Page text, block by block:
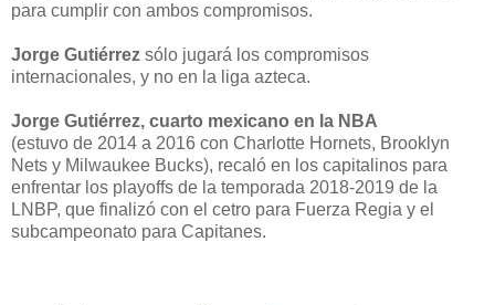
para cumplir con ambos compromisos.
Jorge Gutiérrez sólo jugará los compromisos
internacionales, y no en la liga azteca.
Jorge Gutiérrez, cuarto mexicano en la NBA
(estuvo de 2014 a 2016 con Charlotte Hornets, Brooklyn
Nets y Milwaukee Bucks), recaló en los capitalinos para
enfrentar los playoffs de la temporada 2018-2019 de la
LNBP, que finalizó con el cetro para Fuerza Regia y el
subcampeonato para Capitanes.